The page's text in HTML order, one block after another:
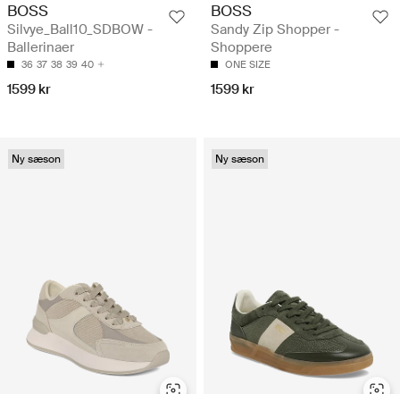
BOSS
Silvye_Ball10_SDBOW -
Ballerinaer
36 37 38 39 40
1599 kr
BOSS
Sandy Zip Shopper -
Shoppere
ONE SIZE
1599 kr
Ny sæson Ny sæson